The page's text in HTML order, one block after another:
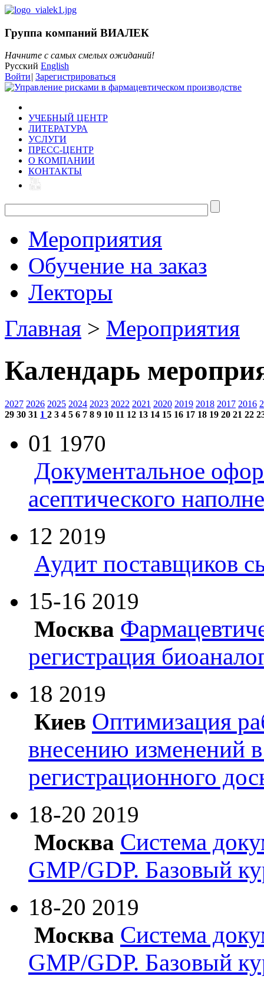
Группа компаний ВИАЛЕК
Начните с самых смелых ожиданий!
Русский English
Войти| Зарегистрироваться
УЧЕБНЫЙ ЦЕНТР
ЛИТЕРАТУРА
УСЛУГИ
ПРЕСС-ЦЕНТР
О КОМПАНИИ
КОНТАКТЫ
Мероприятия
Обучение на заказ
Лекторы
Главная > Мероприятия
Календарь
2027 2026 2025 2024 2023 2022 2021 2020 2019 2018 2017 2016
29 30 31 1 2 3 4 5 6 7 8 9 10 11 12 13 14 15 16 17 18 19 20 21 22
01 1970
Документальное
асептического
12 2019
Аудит поставщиков
15-16 2019
Москва
регистрация
18 2019
Киев Оптимизация
внесению изменений
регистрационного
18-20 2019
Москва Система
GMP/GDP. Базовый
18-20 2019
Москва Система
GMP/GDP. Базовый